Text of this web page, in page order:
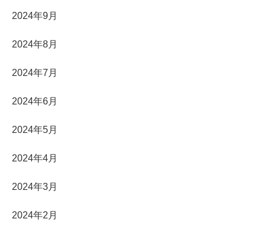
2024年9月
2024年8月
2024年7月
2024年6月
2024年5月
2024年4月
2024年3月
2024年2月